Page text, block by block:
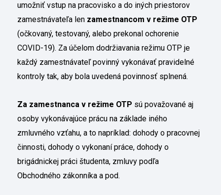
umožniť vstup na pracovisko a do iných priestorov
zamestnávateľa len zamestnancom v režime OTP
(očkovaný, testovaný, alebo prekonal ochorenie
COVID-19). Za účelom dodržiavania režimu OTP je
každý zamestnávateľ povinný vykonávať pravidelné
kontroly tak, aby bola uvedená povinnosť splnená.
Za zamestnanca v režime OTP sú považované aj
osoby vykonávajúce prácu na základe iného
zmluvného vzťahu, a to napríklad: dohody o pracovnej
činnosti, dohody o vykonaní práce, dohody o
brigádnickej práci študenta, zmluvy podľa
Obchodného zákonníka a pod.